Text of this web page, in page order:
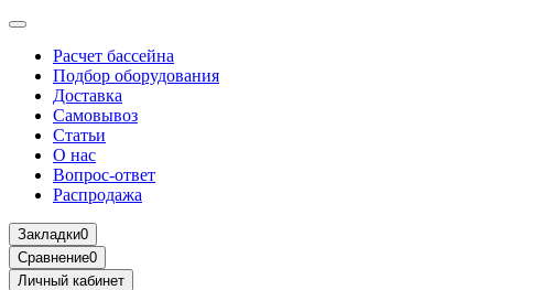
Расчет бассейна
Подбор оборудования
Доставка
Самовывоз
Статьи
О нас
Вопрос-ответ
Распродажа
Закладки0
Сравнение0
Личный кабинет